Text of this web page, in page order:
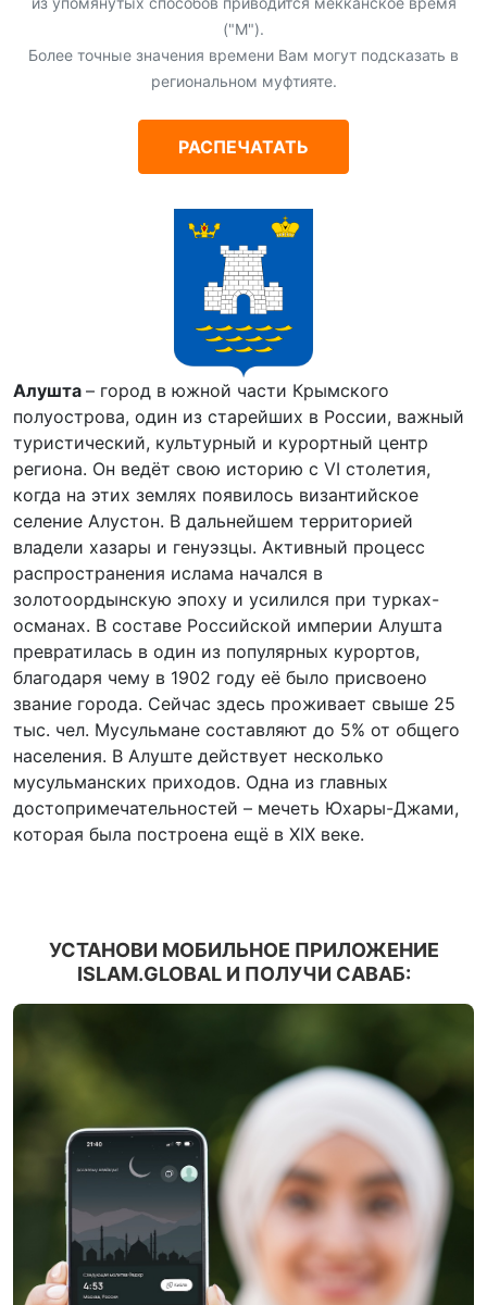
("М").
Более точные значения времени Вам могут подсказать в
региональном муфтияте.
РАСПЕЧАТАТЬ
Алушта – город в южной части Крымского
полуострова, один из старейших в России, важный
туристический, культурный и курортный центр
региона. Он ведёт свою историю с VI столетия,
когда на этих землях появилось византийское
селение Алустон. В дальнейшем территорией
владели хазары и генуэзцы. Активный процесс
распространения ислама начался в
золотоордынскую эпоху и усилился при турках-
османах. В составе Российской империи Алушта
превратилась в один из популярных курортов,
благодаря чему в 1902 году её было присвоено
звание города. Сейчас здесь проживает свыше 25
тыс. чел. Мусульмане составляют до 5% от общего
населения. В Алуште действует несколько
мусульманских приходов. Одна из главных
достопримечательностей – мечеть Юхары-Джами,
которая была построена ещё в XIX веке.
УСТАНОВИ МОБИЛЬНОЕ ПРИЛОЖЕНИЕ
ISLAM.GLOBAL И ПОЛУЧИ САВАБ: